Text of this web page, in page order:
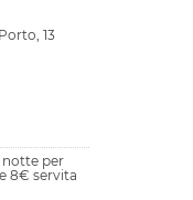
13
notte per
8€ servita